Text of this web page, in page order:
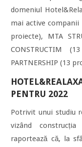
domeniul
mai active companii
proiecte), MTA
CONSTRUCTIM
PARTNERSHIP (13
PENTRU 2022
Potrivit unui studiu
vizând
raportează că, la